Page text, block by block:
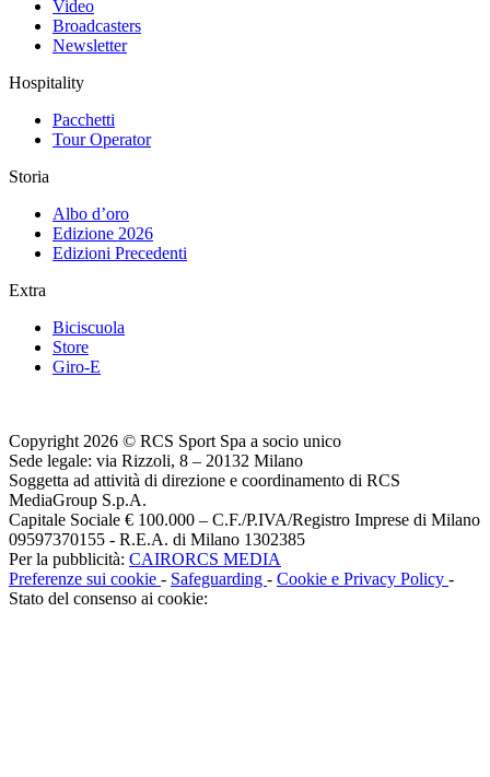
Video
Broadcasters
Newsletter
Hospitality
Pacchetti
Tour Operator
Storia
Albo d’oro
Edizione 2026
Edizioni Precedenti
Extra
Biciscuola
Store
Giro-E
Copyright 2026 © RCS Sport Spa a socio unico
Sede legale: via Rizzoli, 8 – 20132 Milano
Soggetta ad attività di direzione e coordinamento di RCS
MediaGroup S.p.A.
Capitale Sociale € 100.000 – C.F./P.IVA/Registro Imprese di Milano
09597370155 - R.E.A. di Milano 1302385
Per la pubblicità: CAIRORCS MEDIA
Preferenze sui cookie - Safeguarding - Cookie e Privacy Policy -
Stato del consenso ai cookie: